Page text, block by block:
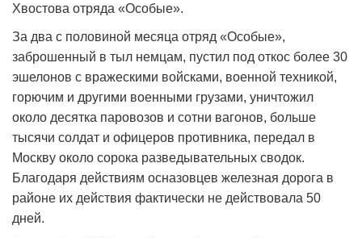
Хвостова отряда «Особые».
За два с половиной месяца отряд «Особые»,
заброшенный в тыл немцам, пустил под откос более 30
эшелонов с вражескими войсками, военной техникой,
горючим и другими военными грузами, уничтожил
около десятка паровозов и сотни вагонов, больше
тысячи солдат и офицеров противника, передал в
Москву около сорока разведывательных сводок.
Благодаря действиям осназовцев железная дорога в
районе их действия фактически не действовала 50
дней.